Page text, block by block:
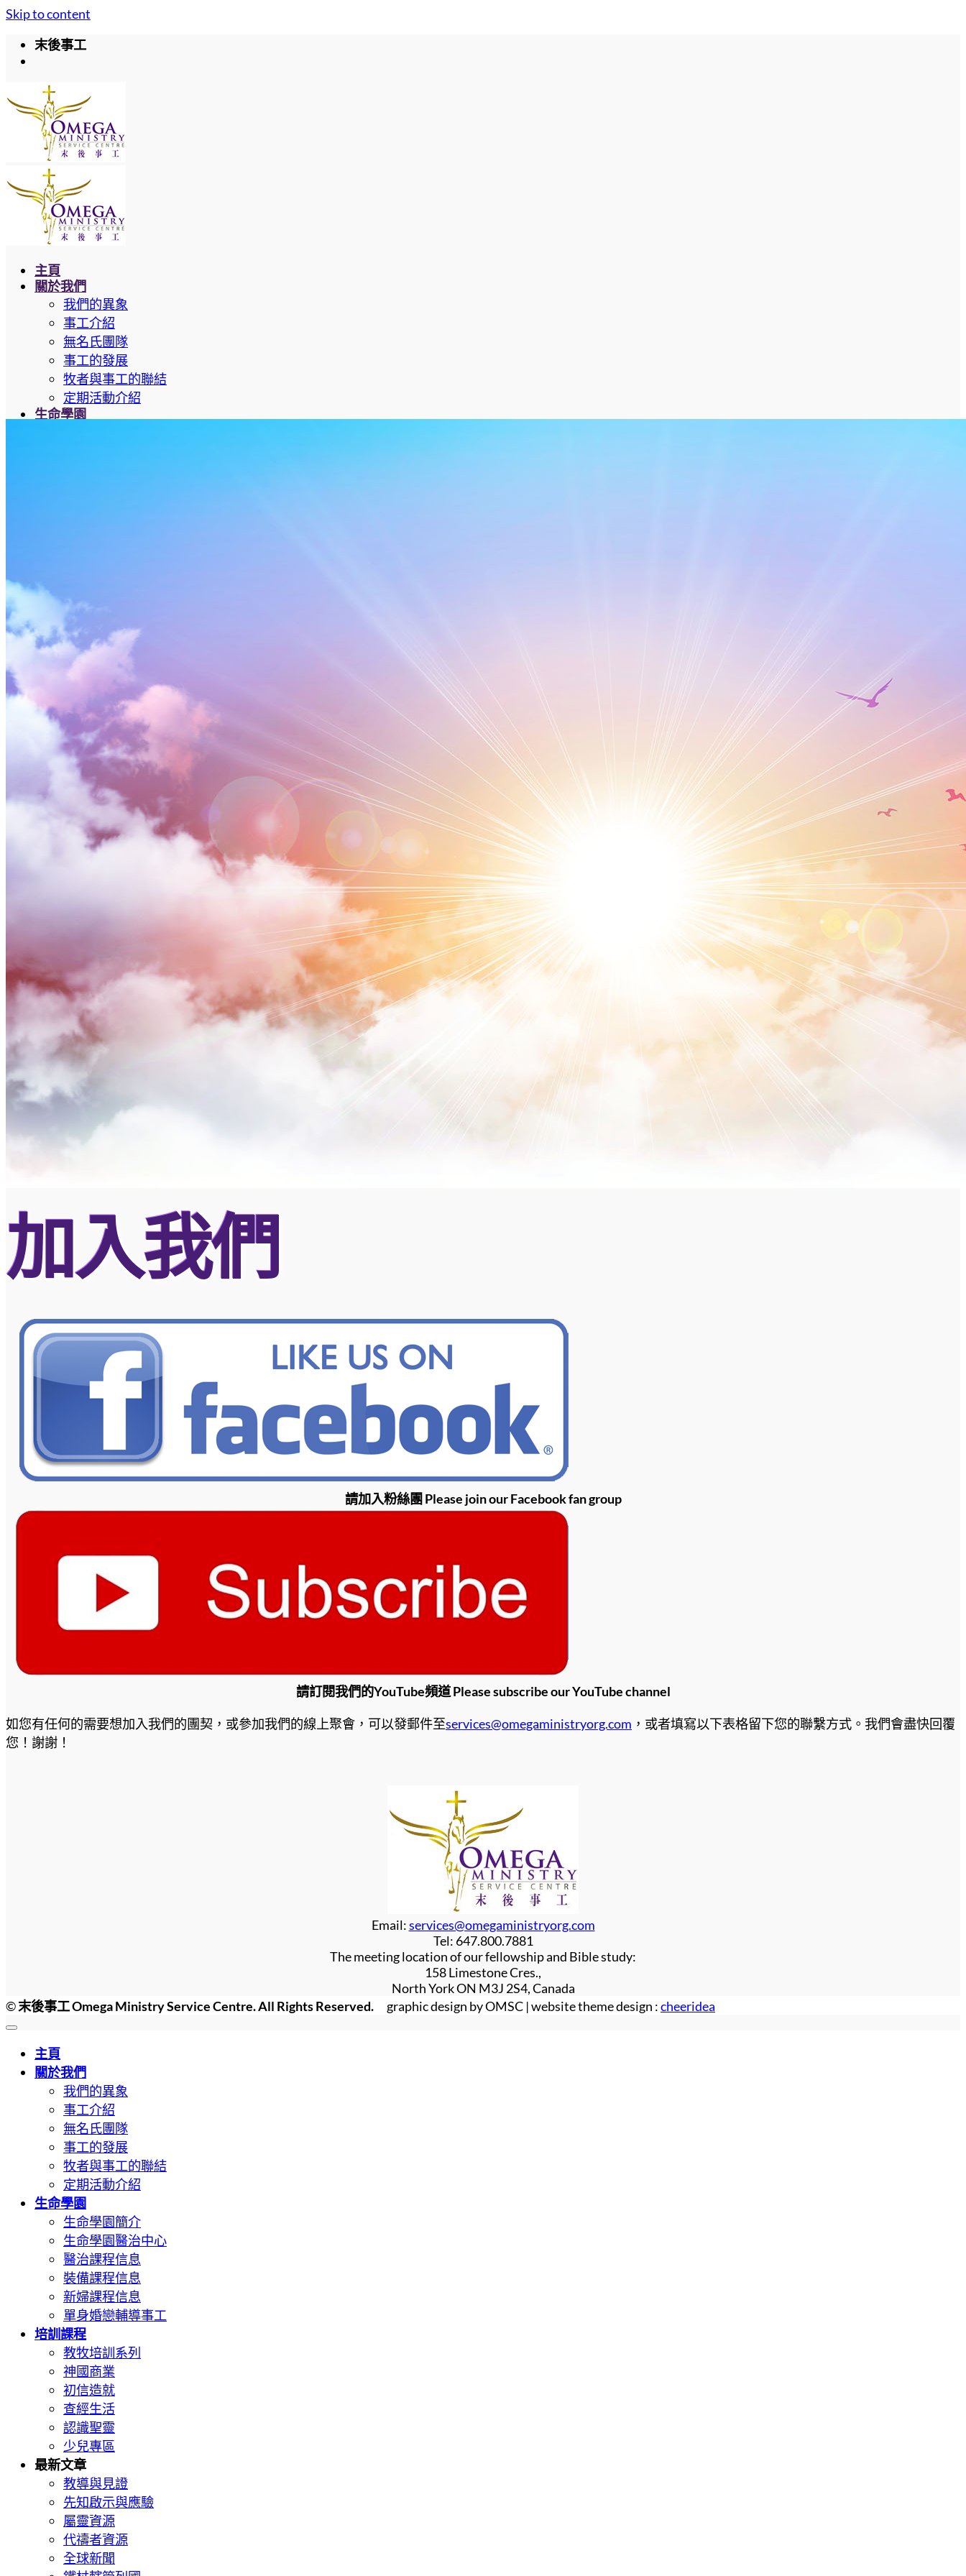
Skip to content
末後事工
主頁
關於我們
我們的異象
事工介紹
無名氏團隊
事工的發展
牧者與事工的聯結
定期活動介紹
生命學園
初信造就
查經生活
認識聖靈
少兒專區
最新文章
教導與見證
先知啟示與應驗
屬靈資源
代禱者資源
全球新聞
鐵杖轄管列國
末日復興運動
媒體
近期活動
媒體集錦
加入我們
聯絡我們
奉獻
Language
English Site
中文簡体
加入我們
請加入粉絲團 Please join our Facebook fan group
請訂閱我們的YouTube頻道 Please subscribe our YouTube channel
如您有任何的需要想加入我們的團契，或參加我們的線上聚會，可以發郵件至services@omegaministryorg.com ，或者填寫以下表格留下您的聯繫方式。我們會盡快回覆
您！謝謝！
Email:services@omegaministryorg.com
Tel: 647.800.7881
The meeting location of our fellowship and Bible study:
158 Limestone Cres.,
North York ON M3J 2S4, Canada
©末後事工 Omega Ministry Service Centre. All Rights Reserved. graphic design by OMSC | website theme design :cheeridea
主頁
關於我們
我們的異象
事工介紹
無名氏團隊
事工的發展
牧者與事工的聯結
定期活動介紹
生命學園
生命學園簡介
生命學園醫治中心
醫治課程信息
裝備課程信息
新婦課程信息
單身婚戀輔導事工
培訓課程
教牧培訓系列
神國商業
初信造就
查經生活
認識聖靈
少兒專區
最新文章
教導與見證
先知啟示與應驗
屬靈資源
代禱者資源
全球新聞